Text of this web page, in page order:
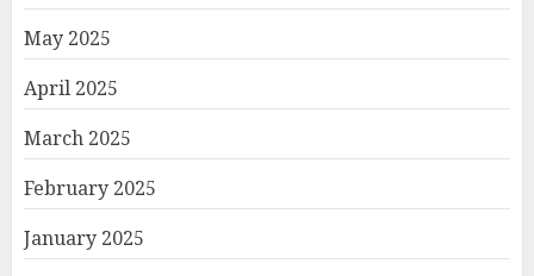
May 2025
April 2025
March 2025
February 2025
January 2025